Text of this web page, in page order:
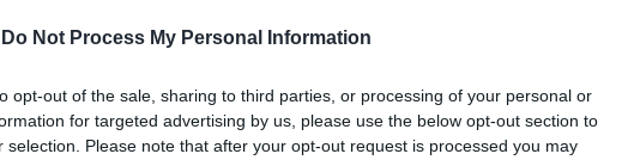
Do Not Process My Personal Information
opt-out of the sale, sharing to third parties, or processing of your personal or
for targeted advertising by us, please use the below opt-out section to
selection. Please note that after your opt-out request is processed you may
mano gli 007 militari